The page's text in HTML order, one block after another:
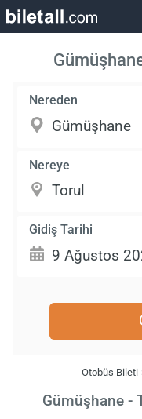
Nereden
Nereye
Gidiş Tarihi
Otobüs Bileti
Gümüşhane -